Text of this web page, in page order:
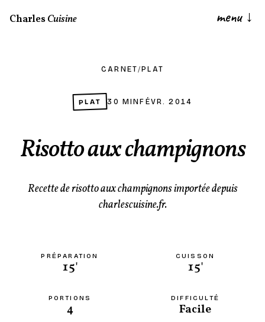
CharlesCuisine menu ↓
CARNET/ PLAT
PLAT 30 MINFÉVR. 2014
Risotto aux champignons
Recette de risotto aux champignons importée depuis
charlescuisine.fr.
PRÉPARATION
15'
CUISSON
15'
PORTIONS
4
DIFFICULTÉ
Facile